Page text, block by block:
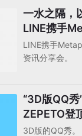
一水之隔
LINE携手
新营销资讯
LINE携手
资讯分享会。
“3D版QQ秀
ZEPETO登
榜
3D版的QQ秀。